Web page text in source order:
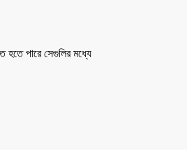
হতে পারে সেগুলির মধ্যে